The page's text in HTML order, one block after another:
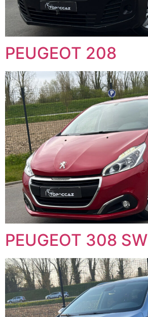
PEUGEOT 208
PEUGEOT 308 SW